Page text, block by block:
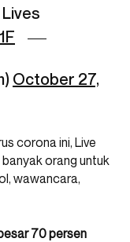
October 27,
corona ini, Live
orang untuk
wawancara,
70 persen